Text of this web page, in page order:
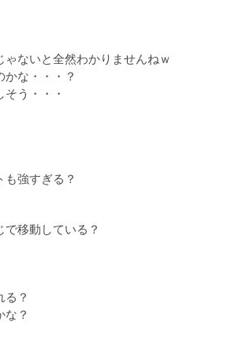
ないと全然わかりませんねｗ
な・・・？
う・・・
強すぎる？
移動している？
る？
な？